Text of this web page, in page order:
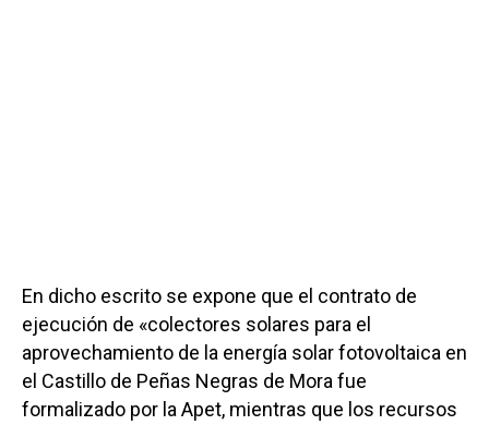
En dicho escrito se expone que el contrato de
ejecución de «colectores solares para el
aprovechamiento de la energía solar fotovoltaica en
el Castillo de Peñas Negras de Mora fue
formalizado por la Apet, mientras que los recursos